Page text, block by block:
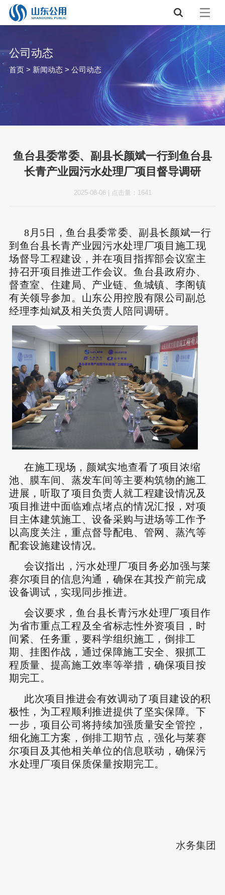
公司动态
首页> 新闻动态> 公司动态
鱼台县委常委、副县长颜斌一行到鱼台县
长青产业园污水处理厂项目督导调研
2025-08-06 点击量： 1641
8月5日，鱼台县委常委、副县长颜斌一行
到鱼台县长青产业园污水处理厂项目施工现
场督导工程建设，并在项目指挥部会议室主
持召开项目推进工作会议。鱼台县政府办、
督查室、住建局、产业链、鱼城镇、李阁镇
有关领导参加。山东公用控股有限公司副总
经理李灿斌及相关负责人陪同调研。
在施工现场，颜斌实地查看了项目浓缩
池、膜车间、蒸发车间等主要构筑物的施工
进展，听取了项目负责人就工程建设情况及
项目推进中面临难点堵点的情况汇报，对项
目主体建筑施工、设备采购与进场等工作予
以高度关注，重点督导配电、管网、蒸汽等
配套设施建设情况。
会议指出，污水处理厂项目务必加强与莱
赛尔项目的信息沟通，确保在其投产前完成
设备调试，实现同步推进。
会议要求，鱼台县长青污水处理厂项目作
为省市重点工程及全省标志性外资项目，时
间紧、任务重，要科学组织施工，倒排工
期、挂图作战，通过保障施工安全、狠抓工
程质量、提高施工效率等举措，确保项目按
期完工。
此次项目推进会有效调动了项目建设的积
极性，为工程顺利推进提供了坚实保障。下
一步，项目公司将持续加强质量安全管控，
细化施工方案，倒排工期节点，强化与莱赛
尔项目及其他相关单位的信息联动，确保污
水处理厂项目保质保量按期完工。
水务集团